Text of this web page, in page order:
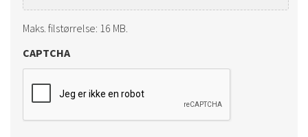
Maks. filstørrelse: 16 MB.
CAPTCHA